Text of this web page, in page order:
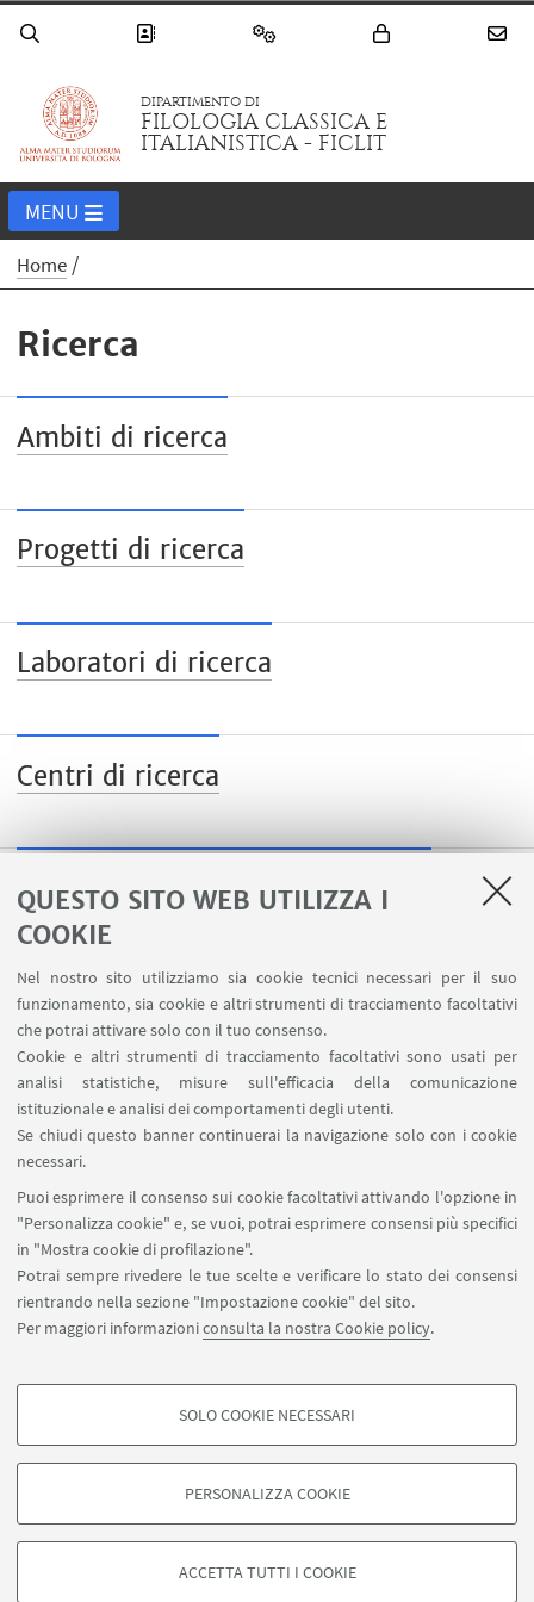
QUESTO SITO WEB UTILIZZA I
COOKIE
Nel nostro sito utilizziamo sia cookie tecnici necessari per il suo
funzionamento, sia cookie e altri strumenti di tracciamento facoltativi
che potrai attivare solo con il tuo consenso.
Cookie e altri strumenti di tracciamento facoltativi sono usati per
analisi statistiche, misure sull'efficacia della comunicazione
istituzionale e analisi dei comportamenti degli utenti.
Se chiudi questo banner continuerai la navigazione solo con i cookie
necessari.
Puoi esprimere il consenso sui cookie facoltativi attivando l'opzione in
"Personalizza cookie" e, se vuoi, potrai esprimere consensi più specifici
in "Mostra cookie di profilazione".
Potrai sempre rivedere le tue scelte e verificare lo stato dei consensi
rientrando nella sezione "Impostazione cookie" del sito.
Per maggiori informazioniconsulta la nostra Cookie policy.
COOKIE DI PROFILAZIONE - FACOLTATIVI
degli utenti, creare profili in base al loro comportamento sul sito, per analisi
di marketing.
SOLO COOKIE NECESSARI
PERSONALIZZA COOKIE
ACCETTA TUTTI I COOKIE
DIPARTIMENTO DI
FILOLOGIA CLASSICA E
ITALIANISTICA - FICLIT
MENU
Home
Ricerca
Ambiti di ricerca
Progetti di ricerca
Laboratori di ricerca
Centri di ricerca
Pubblicazioni e attività editoriali
LINK UTILI
Contatti
Area riservata
SEGUI UNIBO SU:
APP:
©Copyright 2026 - ALMA MATER STUDIORUM - Università di
Bologna - Via Zamboni, 33 - 40126 Bologna - PI: 01131710376 - CF:
80007010376
Privacy
Note legali
Informazioni sul sito e accessibilità
Impostazioni Cookie